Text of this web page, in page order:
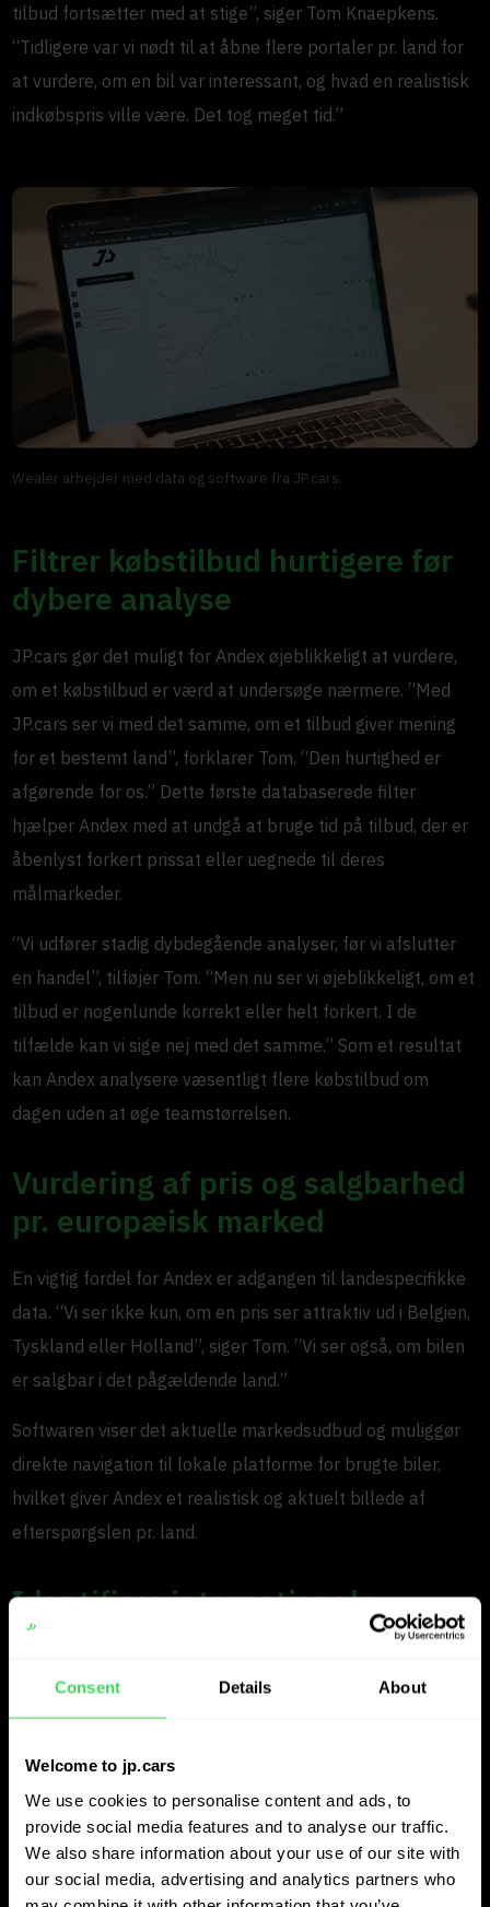
Consent Details About
Welcome to jp.cars
We use cookies to personalise content and ads, to
provide social media features and to analyse our traffic.
We also share information about your use of our site with
our social media, advertising and analytics partners who
tilbud fortsætter med at stige”, siger Tom Knaepkens.
“Tidligere var vi nødt til at åbne flere portaler pr. land for
at vurdere, om en bil var interessant, og hvad en realistisk
indkøbspris ville være. Det tog meget tid.”
Wealer arbejder med data og software fra JP.cars.
Filtrer købstilbud hurtigere før
dybere analyse
JP.cars gør det muligt for Andex øjeblikkeligt at vurdere,
om et købstilbud er værd at undersøge nærmere. “Med
JP.cars ser vi med det samme, om et tilbud giver mening
for et bestemt land”, forklarer Tom. “Den hurtighed er
afgørende for os.” Dette første databaserede filter
hjælper Andex med at undgå at bruge tid på tilbud, der er
åbenlyst forkert prissat eller uegnede til deres
målmarkeder.
“Vi udfører stadig dybdegående analyser, før vi afslutter
en handel”, tilføjer Tom. “Men nu ser vi øjeblikkeligt, om et
tilbud er nogenlunde korrekt eller helt forkert. I de
tilfælde kan vi sige nej med det samme.” Som et resultat
kan Andex analysere væsentligt flere købstilbud om
dagen uden at øge teamstørrelsen.
Vurdering af pris og salgbarhed
pr. europæisk marked
En vigtig fordel for Andex er adgangen til landespecifikke
data. “Vi ser ikke kun, om en pris ser attraktiv ud i Belgien,
Tyskland eller Holland”, siger Tom. “Vi ser også, om bilen
er salgbar i det pågældende land.”
Softwaren viser det aktuelle markedsudbud og muliggør
direkte navigation til lokale platforme for brugte biler,
hvilket giver Andex et realistisk og aktuelt billede af
efterspørgslen pr. land.
Identificer internationale
salgsmuligheder tidligere
Udover indkøb bruger Andex også JP.cars til at opdage
kontinuerligt”, forklarer Tom. “Når vi vurderer en bil, kan vi
se, hvilke forhandlere der sælger den model hurtigt.”
Hvis en forhandler har solgt flere lignende biler inden for
de seneste 30 dage og nu har et begrænset lager tilbage,